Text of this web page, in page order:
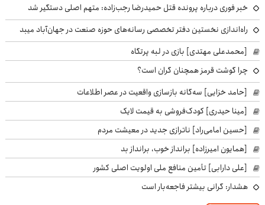
خبر فوری درباره پرونده قتل حمیدرضا رجب‌زاده: متهم اصلی دستگیر شد
راه‌اندازی نخستین دفتر تخصصی رسانه‌های حوزه صنعت در جهان‌آباد میبد
[محمدعلی مهتدی] بازی در لبه پرتگاه
چرا گوشت قرمز همچنان گران است؟
[حامد خزایی] سه‌گانه بازسازی واقعیت در عصر اطلاعات
[مینا حیدری] کودک‌فروشی به قیمت لایک
[حسین امامی‌راد] ناترازی جدید در معیشت مردم
[همایون امیرزاده] برانداز خوب، برانداز بد
[علی دارابی] تأمین منافع ملی اولویت اصلی کشور
هشدار: گرانی بیشتر فاجعه‌بار است